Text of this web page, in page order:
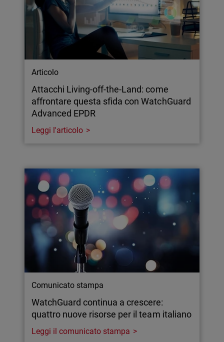
Articolo
Attacchi Living-off-the-Land: come
affrontare questa sfida con WatchGuard
Advanced EPDR
Leggi l'articolo
Comunicato stampa
WatchGuard continua a crescere:
quattro nuove risorse per il team italiano
Leggi il comunicato stampa